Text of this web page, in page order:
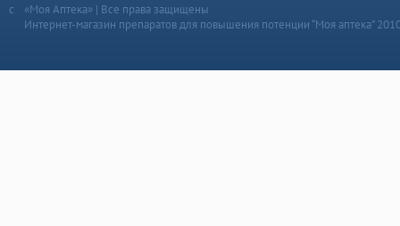
«Моя Аптека» | Все права защищены
Интернет-магазин препаратов для повышения потенции “Моя аптека”